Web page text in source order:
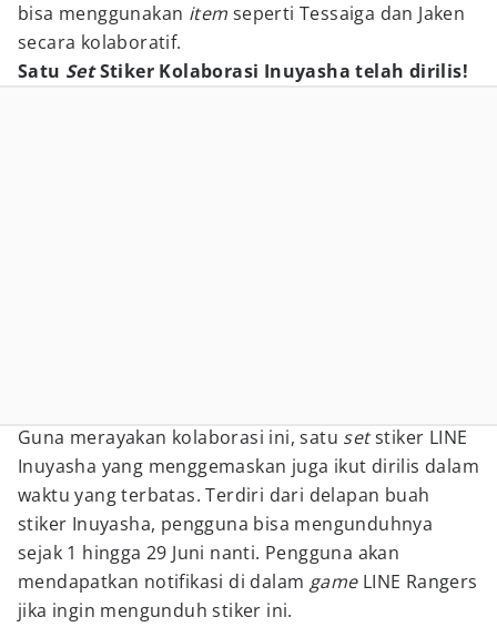
bisa menggunakan item seperti Tessaiga dan Jaken
secara kolaboratif.
Satu SetStiker Kolaborasi Inuyasha telah dirilis!
Guna merayakan kolaborasi ini, satu setstiker LINE
Inuyasha yang menggemaskan juga ikut dirilis dalam
waktu yang terbatas. Terdiri dari delapan buah
stiker Inuyasha, pengguna bisa mengunduhnya
sejak 1 hingga 29 Juni nanti. Pengguna akan
mendapatkan notifikasi di dalam game LINE Rangers
jika ingin mengunduh stiker ini.